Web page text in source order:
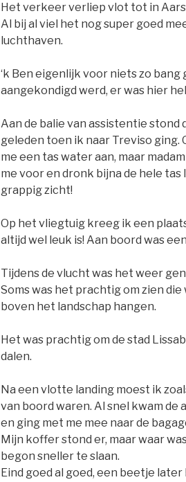
Het verkeer verliep vlot tot in
Al bij al viel het nog super goed
luchthaven.
‘k Ben eigenlijk voor niets zo
aangekondigd werd, er was hier
Aan de balie van assistentie stond
geleden toen ik naar Treviso ging.
me een tas water aan, maar
me voor en dronk bijna de hele tas
grappig zicht!
Op het vliegtuig kreeg ik een
altijd wel leuk is! Aan boord was
Tijdens de vlucht was het weer
Soms was het prachtig om zien
boven het landschap hangen.
Het was prachtig om de stad
dalen.
Na een vlotte landing moest ik
van boord waren. Al snel kwam
en ging met me mee naar de
Mijn koffer stond er, maar waar
begon sneller te slaan.
Eind goed al goed, een beetje